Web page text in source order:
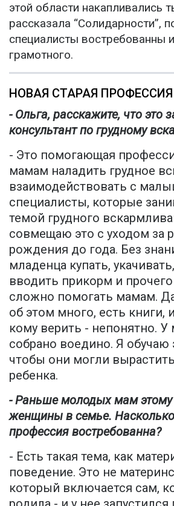
этой области накапливались
рассказала “Солидарности”,
специалисты востребованны
грамотного.
НОВАЯ СТАРАЯ ПРОФЕССИЯ
- Ольга, расскажите, что это
консультант по грудному
- Это помогающая
мамам наладить грудное
взаимодействовать с
специалисты, которые
темой грудного
совмещаю это с уходом за
рождения до года. Без
младенца купать,
вводить прикорм и
сложно помогать мамам.
об этом много, есть книги,
кому верить - непонятно.
собрано воедино. Я обучаю
чтобы они могли
ребенка.
- Раньше молодых мам этому
женщины в семье.
профессия востребованна?
- Есть такая тема, как
поведение. Это не
который включается сам,